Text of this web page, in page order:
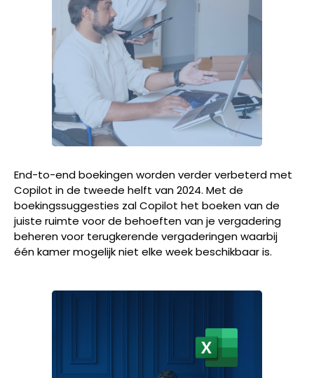
End-to-end boekingen worden verder verbeterd met
Copilot in de tweede helft van 2024. Met de
boekingssuggesties zal Copilot het boeken van de
juiste ruimte voor de behoeften van je vergadering
beheren voor terugkerende vergaderingen waarbij
één kamer mogelijk niet elke week beschikbaar is.